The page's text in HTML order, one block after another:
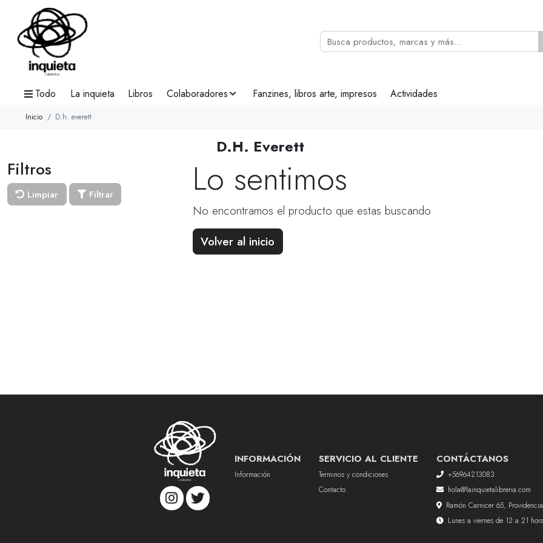
Todo La inquieta Libros Colaboradores Fanzines, libros arte, impresos Actividades
Inicio D.h. everett
D.H. Everett
Filtros
Limpiar Filtrar Lo sentimos
No encontramos el producto que estas buscando
Volver al inicio
INFORMACIÓN
Información
SERVICIO AL CLIENTE
Terminos y condiciones
Contacto
CONTÁCTANOS
+56964213083
hola@lainquietalibreria.com
Ramón Carnicer 65,
Lunes a viernes de 12 a 21